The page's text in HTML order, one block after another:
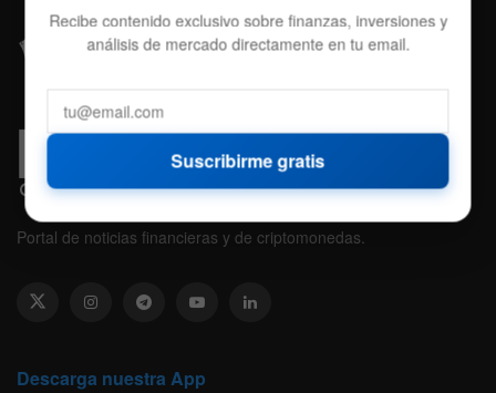
Portal de noticias financieras y de criptomonedas.
Descarga nuestra App
Recibe contenido exclusivo sobre finanzas, inversiones y
análisis de mercado directamente en tu email.
Suscribirme gratis